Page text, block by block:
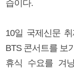
습이다.
10일 국제신문
BTS 콘서트를 보
휴식 수요를 겨